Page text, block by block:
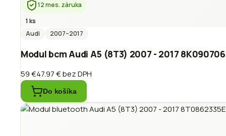
12 mes. záruka
1 ks
Audi
2007–2017
Modul bcm Audi A5 (8T3) 2007 - 2017
59 €47.97 €bez DPH
Do košíka